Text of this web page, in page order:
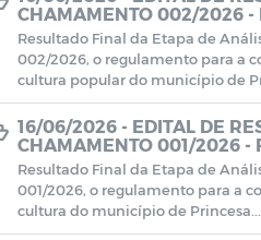
CHAMAMENTO 002/2026 -
Resultado Final da Etapa de
002/2026, o regulamento para a
cultura popular do município de
16/06/2026 - EDITAL DE
CHAMAMENTO 001/2026 -
Resultado Final da Etapa de
001/2026, o regulamento para a
cultura do município de Princesa...